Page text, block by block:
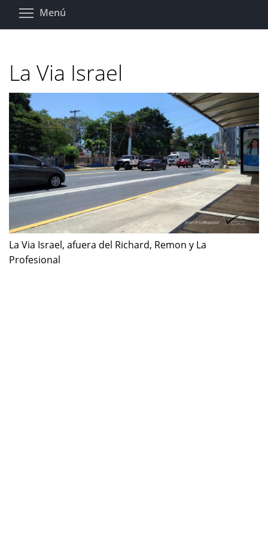
Pasar
Menú
La Via Israel
La Via Israel, afuera del Richard, Remon y La
Profesional